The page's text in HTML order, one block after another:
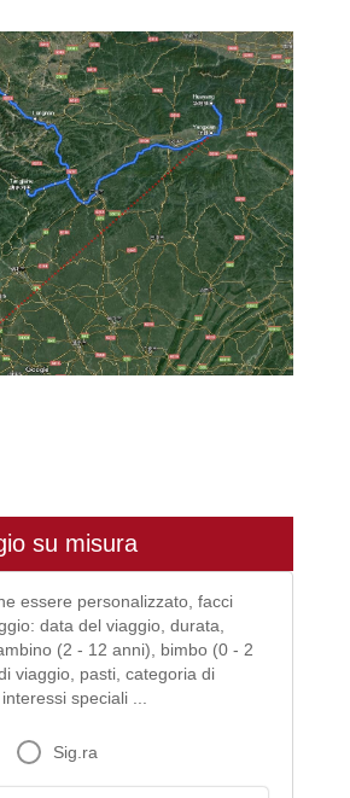
su misura
essere personalizzato, facci
data del viaggio, durata,
(2 - 12 anni), bimbo (0 - 2
viaggio, pasti, categoria di
speciali ...
Sig.ra